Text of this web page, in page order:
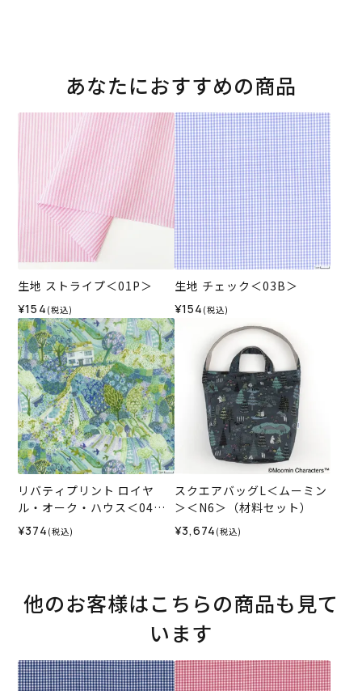
あなたにおすすめの商品
生地 ストライプ＜01P＞
¥154 (税込)
生地 チェック＜03B＞
¥154 (税込)
リバティプリント ロイヤ
ル・オーク・ハウス＜04G
＞生地 （ホビーラホビーレ
オリジナル）2026SS
¥374 (税込)
スクエアバッグL＜ムーミン
＞＜N6＞（材料セット）
¥3,674 (税込)
他のお客様はこちらの商品も見て
います